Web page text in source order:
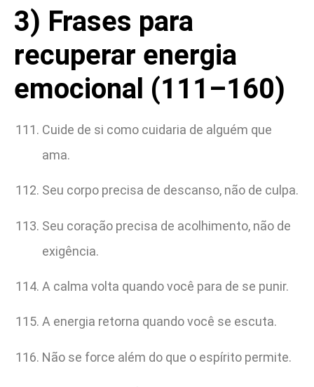
3) Frases para
recuperar energia
emocional (111–160)
Cuide de si como cuidaria de alguém que
ama.
Seu corpo precisa de descanso, não de culpa.
Seu coração precisa de acolhimento, não de
exigência.
A calma volta quando você para de se punir.
A energia retorna quando você se escuta.
Não se force além do que o espírito permite.